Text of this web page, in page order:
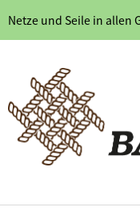
Netze und Seile in allen